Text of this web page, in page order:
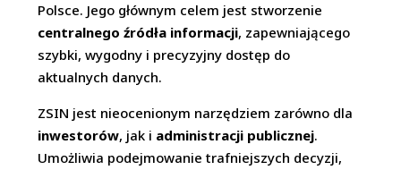
Polsce. Jego głównym celem jest stworzenie
centralnego źródła informacji, zapewniającego
szybki, wygodny i precyzyjny dostęp do
aktualnych danych.
ZSIN jest nieocenionym narzędziem zarówno dla
inwestorów, jak i administracji publicznej.
Umożliwia podejmowanie trafniejszych decyzji,